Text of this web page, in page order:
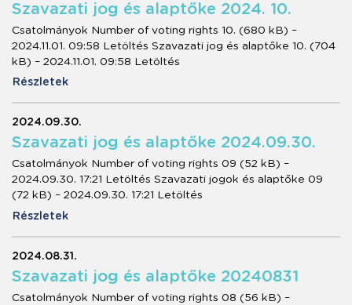
Szavazati jog és alaptőke 2024. 10.
Csatolmányok Number of voting rights 10. (680 kB) –
2024.11.01. 09:58 Letöltés Szavazati jog és alaptőke 10. (704
kB) – 2024.11.01. 09:58 Letöltés
Részletek
2024.09.30.
Szavazati jog és alaptőke 2024.09.30.
Csatolmányok Number of voting rights 09 (52 kB) –
2024.09.30. 17:21 Letöltés Szavazati jogok és alaptőke 09
(72 kB) – 2024.09.30. 17:21 Letöltés
Részletek
2024.08.31.
Szavazati jog és alaptőke 20240831
Csatolmányok Number of voting rights 08 (56 kB) –